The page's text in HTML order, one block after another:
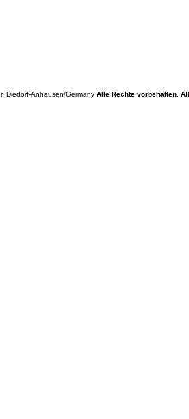
Diedorf-Anhausen/Germany Alle Rechte vorbehalten.